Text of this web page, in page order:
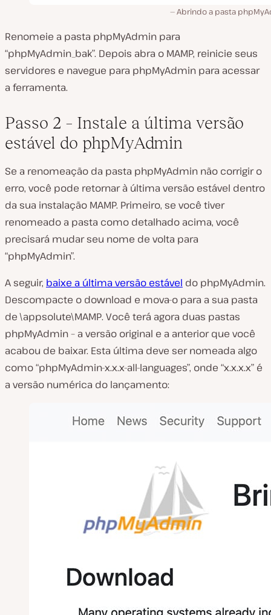
Abrindo a pasta
Renomeie a pasta phpMyAdmin para
“phpMyAdmin_bak”. Depois abra o MAMP, reinicie seus
servidores e navegue para phpMyAdmin para acessar
a ferramenta.
Passo 2 – Instale a última versão
estável do phpMyAdmin
Se a renomeação da pasta phpMyAdmin não corrigir o
erro, você pode retornar à última versão estável dentro
da sua instalação MAMP. Primeiro, se você tiver
renomeado a pasta como detalhado acima, você
precisará mudar seu nome de volta para
“phpMyAdmin”.
A seguir, baixe a última versão estável do phpMyAdmin.
Descompacte o download e mova-o para a sua pasta
de\appsolute\MAMP. Você terá agora duas pastas
phpMyAdmin – a versão original e a anterior que você
acabou de baixar. Esta última deve ser nomeada algo
como “phpMyAdmin-x.x.x-all-languages”, onde “x.x.x.x” é
a versão numérica do lançamento: